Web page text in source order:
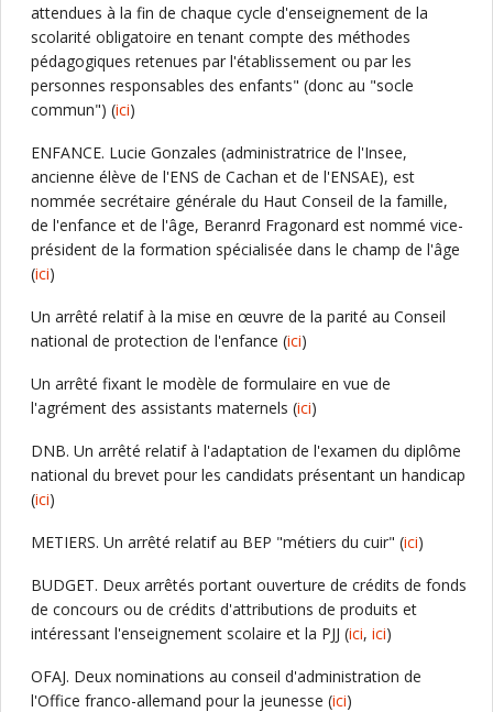
attendues à la fin de chaque cycle d'enseignement de la
scolarité obligatoire en tenant compte des méthodes
pédagogiques retenues par l'établissement ou par les
personnes responsables des enfants" (donc au "socle
commun") (ici)
ENFANCE. Lucie Gonzales (administratrice de l'Insee,
ancienne élève de l'ENS de Cachan et de l'ENSAE), est
nommée secrétaire générale du Haut Conseil de la famille,
de l'enfance et de l'âge, Beranrd Fragonard est nommé vice-
président de la formation spécialisée dans le champ de l'âge
(ici)
Un arrêté relatif à la mise en œuvre de la parité au Conseil
national de protection de l'enfance (ici)
Un arrêté fixant le modèle de formulaire en vue de
l'agrément des assistants maternels (ici)
DNB. Un arrêté relatif à l'adaptation de l'examen du diplôme
national du brevet pour les candidats présentant un handicap
(ici)
METIERS. Un arrêté relatif au BEP "métiers du cuir" (ici)
BUDGET. Deux arrêtés portant ouverture de crédits de fonds
de concours ou de crédits d'attributions de produits et
intéressant l'enseignement scolaire et la PJJ (ici, ici)
OFAJ. Deux nominations au conseil d'administration de
l'Office franco-allemand pour la jeunesse (ici)